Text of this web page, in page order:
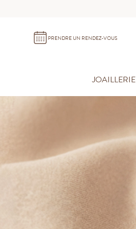
PRENDRE UN RENDEZ-VOUS
JOAILLERIE